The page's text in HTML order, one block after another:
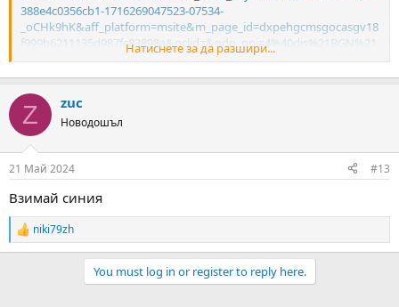
388e4c0356cb1-1716269047523-07534-
_oCHk9hK&aff_platform=msite&m_page_id=dxpehgcmsgocasgv18
f999b6211135d987fc83898a&gclid=&pdp_npi=4%40dis%21BGN%21
286.26%21286.26%21%21%21156.00%21156.00%21%402101e58b17
162690483211695efd05%2112000018750837392%21sea%21BG%210
%21AB&algo_pvid=c2f9ad2a-5abb-45cf-990b-d5c0f44643ad
Натиснете за да разшири...
Z zuc
Новодошъл
21 Май 2024 #13
Взимай синия
R
e
niki79zh
You must log in or register to reply here.